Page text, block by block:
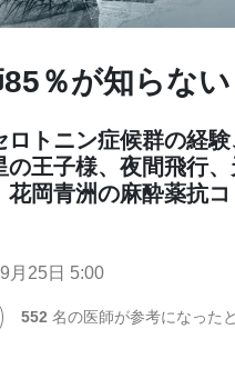
85％が知らな
ロトニン症候群の経
の王子様、夜間飛行
花岡青洲の麻酔薬抗コ
月25日 5:00
552 名の医師が参考になった